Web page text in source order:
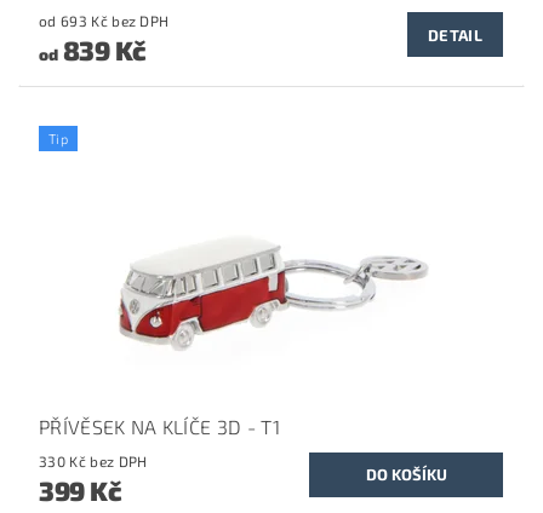
od 693 Kč bez DPH
od839 Kč DETAIL
Tip
PŘÍVĚSEK NA KLÍČE 3D - T1
330 Kč bez DPH
399 Kč